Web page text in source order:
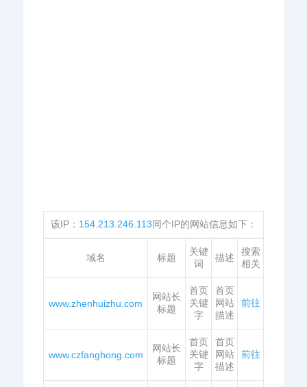
该IP： 154.213.246.113同个IP的网站信息如下：
域名 标题
关键
词
描述
搜索
相关
www.zhenhuizhu.com
网站长
标题
首页
关键
字
首页
网站
描述
前往
www.czfanghong.com
网站长
标题
首页
关键
字
首页
网站
描述
前往